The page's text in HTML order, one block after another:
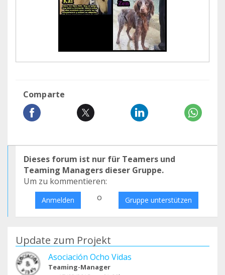
Comparte
Dieses forum ist nur für Teamers und
Teaming Managers dieser Gruppe.
Um zu kommentieren:
Anmelden o Gruppe unterstützen
Update zum Projekt
Asociación Ocho Vidas
Teaming-Manager